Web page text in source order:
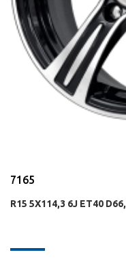
7165
R15 5X114,3 6J ET40